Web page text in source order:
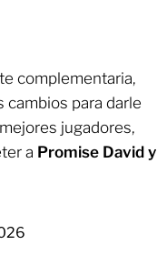
complementaria,
cambios para darle
jugadores,
a Promise David y